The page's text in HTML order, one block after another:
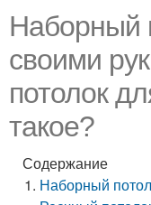
Наборный
своими
потолок
такое?
Содержание
Наборный